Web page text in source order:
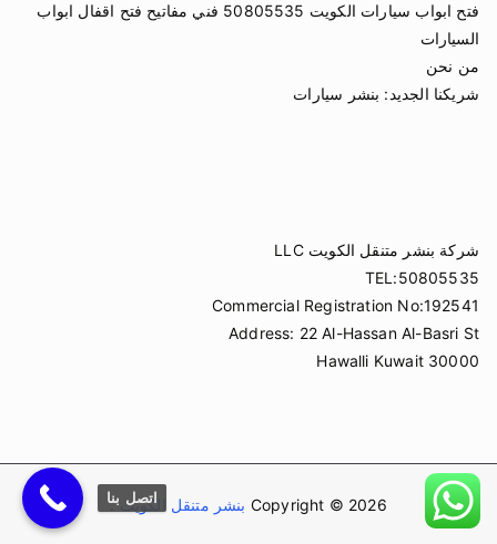
فتح ابواب سيارات الكويت 50805535 فني مفاتيح فتح اقفال ابواب
السيارات
من نحن
شريكنا الجديد: بنشر سيارات
شركة بنشر متنقل الكويت LLC
TEL:50805535
Commercial Registration No:192541
Address: 22 Al-Hassan Al-Basri St
Hawalli Kuwait 30000
Copyright © 2026 بنشر متنقل الكويت.
اتصل بنا